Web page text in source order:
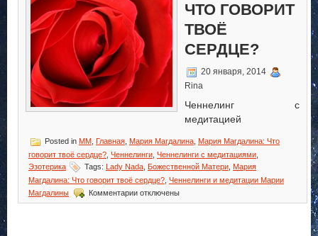
ЧТО ГОВОРИТ
ТВОЁ
СЕРДЦЕ?
20 января, 2014
Rina
Ченнелинг с
медитацией
Posted in MM Главная Мария Магдалина Мария Магдалина: Что
говорит твоё сердце? Ченнелинги Ченнелинги с медитациями
Эзотерика
Tags: Lady Nada Божественной Матери Мария
Магдалина: Что говорит твоё сердце? Ченнелинги и медитации Марии
Магдалины
Комментариик
записи
отключены